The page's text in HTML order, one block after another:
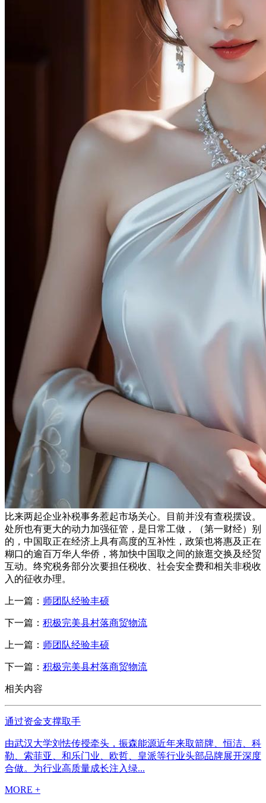
比来两起企业补税事务惹起市场关心。目前并没有查税摆设。
处所也有更大的动力加强征管，是日常工做，（第一财经）别
的，中国取正在经济上具有高度的互补性，政策也将惠及正在
糊口的逾百万华人华侨，将加快中国取之间的旅逛交换及经贸
互动。终究税务部分次要担任税收、社会安全费和相关非税收
入的征收办理。
上一篇： 师团队经验丰硕
下一篇： 积极完美县村落商贸物流
上一篇： 师团队经验丰硕
下一篇： 积极完美县村落商贸物流
相关内容
通过资金支撑取手
由武汉大学刘怯传授牵头，振森能源近年来取箭牌、恒洁、科
勒、索菲亚、和乐门业、欧哲、皇派等行业头部品牌展开深度
合做。为行业高质量成长注入绿...
MORE +